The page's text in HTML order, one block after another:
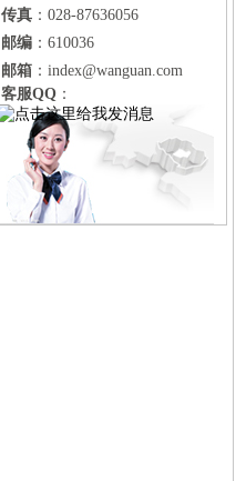
传真 ：028-87636056
邮编 ：610036
邮箱 ：index@wanguan.com
客服QQ ：